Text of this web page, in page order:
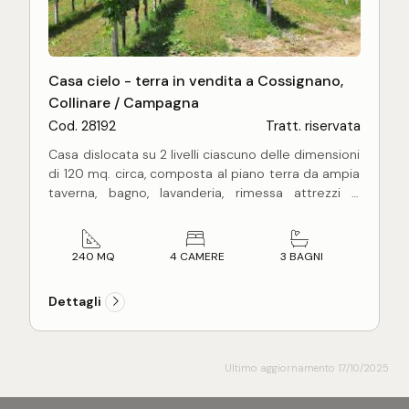
Casa cielo - terra in vendita a Cossignano,
Collinare / Campagna
Cod. 28192 Tratt. riservata
Casa dislocata su 2 livelli ciascuno delle dimensioni
di 120 mq. circa, composta al piano terra da ampia
taverna, bagno, lavanderia, rimessa attrezzi e
composto da soggiorno, cucina, 4 camere da letto
e bagno.
dimensioni di 22.000 mq. su cui insistono un
rudere (circa 100 mq.) e vari annessi agricoli
regolarmente accatastati.
certificato di uva Sangiovese e Brunello (per circa
240 MQ 4 CAMERE 3 BAGNI
Dettagli
Ultimo aggiornamento 17/10/2025